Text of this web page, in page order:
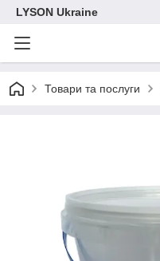
LYSON Ukraine
Товари та послуги